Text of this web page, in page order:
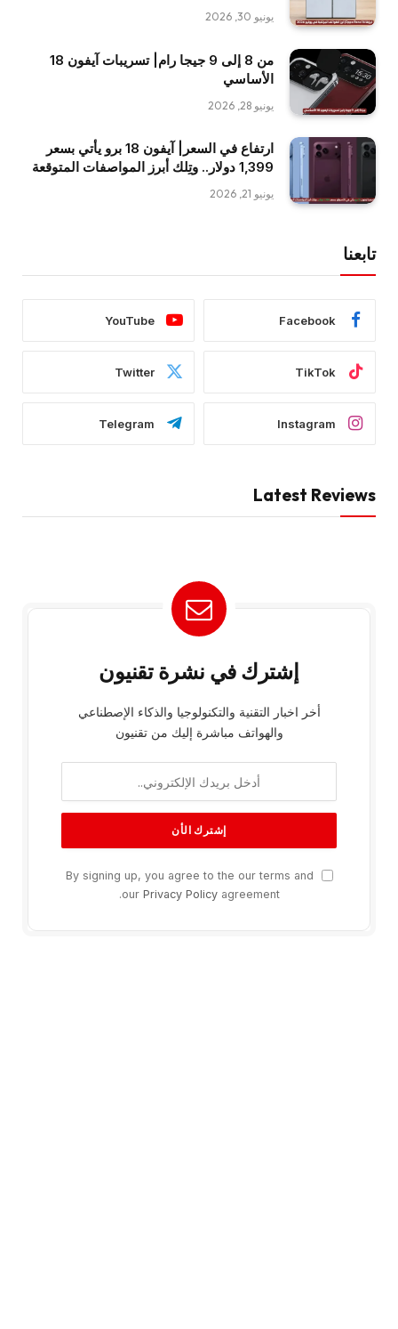
يونيو 30, 2026
من 8 إلى 9 جيجا رام| تسريبات آيفون 18
الأساسي
يونيو 28, 2026
ارتفاع في السعر| آيفون 18 برو يأتي بسعر
1,399 دولار.. وتِلك أبرز المواصفات المتوقعة
يونيو 21, 2026
تابعنا
Facebook
YouTube
TikTok
Twitter
Instagram
Telegram
Latest Reviews
إشترك في نشرة تقنيون
أخر اخبار التقنية والتكنولوجيا والذكاء الإصطناعي
والهواتف مباشرة إليك من تقنيون
By signing up, you agree to the our terms and
our Privacy Policyagreement.